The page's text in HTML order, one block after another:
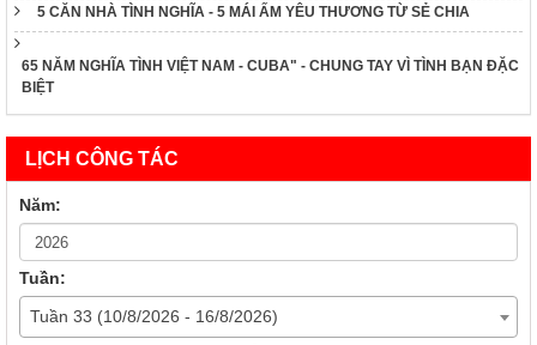
5 CĂN NHÀ TÌNH NGHĨA - 5 MÁI ẤM YÊU THƯƠNG TỪ SẺ CHIA
65 NĂM NGHĨA TÌNH VIỆT NAM - CUBA" - CHUNG TAY VÌ TÌNH BẠN ĐẶC
BIỆT
LỊCH CÔNG TÁC
Năm:
Tuần:
Tuần 33 (10/8/2026 - 16/8/2026)